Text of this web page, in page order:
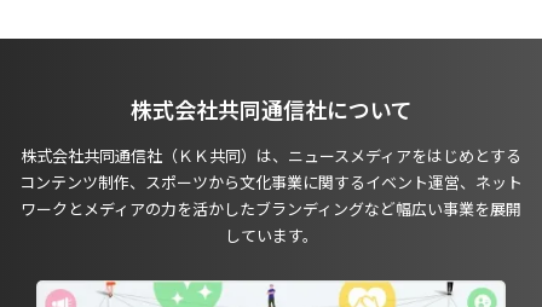
株式会社共同通信社について
株式会社共同通信社（ＫＫ共同）は、ニュースメディアをはじめとする
コンテンツ制作、スポーツから文化事業に関するイベント運営、ネット
ワークとメディアの力を活かしたブランディングなど幅広い事業を展開
しています。